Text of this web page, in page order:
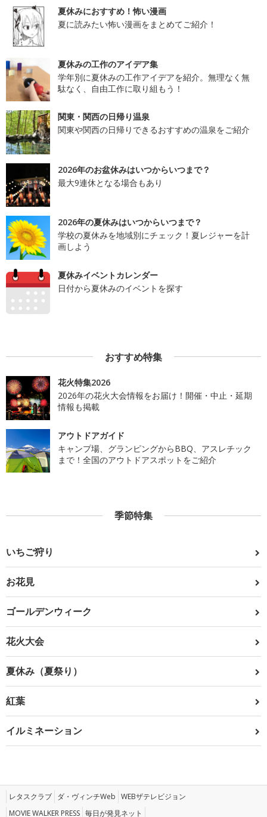
夏休みにおすすめ！怖い漫画
夏に読みたい怖い漫画をまとめてご紹介！
夏休みの工作のアイデア集
学年別に夏休みの工作アイデアを紹介。無理なく無
駄なく、自由工作に取り組もう！
関東・関西の日帰り温泉
関東や関西の日帰りできるおすすめの温泉をご紹介
2026年のお盆休みはいつからいつまで？
最大9連休となる場合もあり
2026年の夏休みはいつからいつまで？
学校の夏休みを地域別にチェック！夏レジャーを計
画しよう
夏休みイベントカレンダー
日付から夏休みのイベントを探す
おすすめ特集
花火特集2026
2026年の花火大会情報をお届け！開催・中止・延期
情報も掲載
アウトドアガイド
キャンプ場、グランピングからBBQ、アスレチック
まで！全国のアウトドアスポットをご紹介
季節特集
いちご狩り
お花見
ゴールデンウィーク
花火大会
夏休み（夏祭り）
紅葉
イルミネーション
レタスクラブ ダ・ヴィンチWeb WEBザテレビジョン
MOVIE WALKER PRESS 毎日が発見ネット